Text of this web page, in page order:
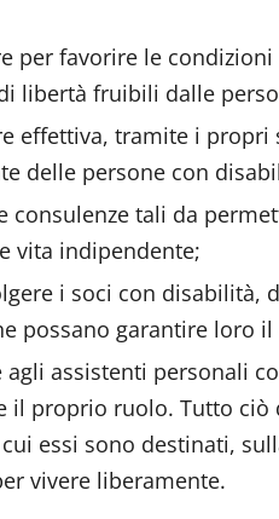
per favorire le
libertà fruibili dalle
effettiva, tramite i propri
delle persone con
consulenze tali da
vita indipendente;
i soci con disabilità,
possano garantire loro
agli assistenti personali
il proprio ruolo. Tutto ciò
essi sono destinati,
vivere liberamente.